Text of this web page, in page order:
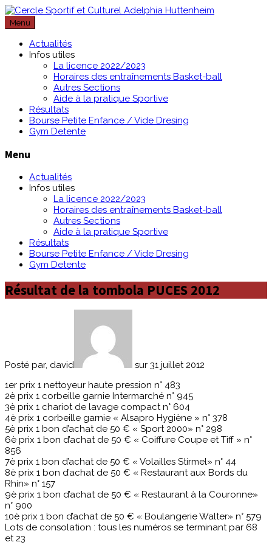
Passer
au
contenu
Menu
Actualités
Infos utiles
La licence 2022/2023
Horaires des entraînements Basket-ball
Autres Sections
Aide à la pratique Sportive
Résultats
Bourse Petite Enfance / Vide Dresing
Gym Detente
Menu
Actualités
Infos utiles
La licence 2022/2023
Horaires des entraînements Basket-ball
Autres Sections
Aide à la pratique Sportive
Résultats
Bourse Petite Enfance / Vide Dresing
Gym Detente
Résultat de la tombola PUCES 2012
Posté par, david
sur 31 juillet 2012
1er prix 1 nettoyeur haute pression n° 483
2è prix 1 corbeille garnie Intermarché n° 945
3è prix 1 chariot de lavage compact n° 604
4è prix 1 corbeille garnie « Alsapro Hygiène » n° 378
5è prix 1 bon d’achat de 50 € « Sport 2000» n° 298
6è prix 1 bon d’achat de 50 € « Coiffure Coupe et Tiff » n°
856
7è prix 1 bon d’achat de 50 € « Volailles Stirmel» n° 44
8è prix 1 bon d’achat de 50 € « Restaurant aux Bords du
Rhin» n° 157
9è prix 1 bon d’achat de 50 € « Restaurant à la Couronne»
n° 900
10è prix 1 bon d’achat de 50 € « Boulangerie Walter» n° 579
Lots de consolation : tous les numéros se terminant par 68
et 23